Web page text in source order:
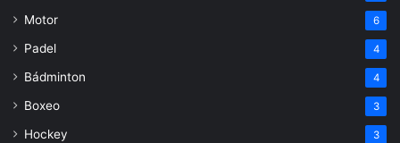
Motor 6
Padel 4
Bádminton 4
Boxeo 3
Hockey 3